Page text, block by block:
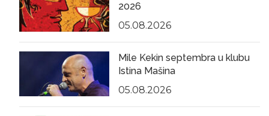
2026
05.08.2026
Mile Kekin septembra u klubu
Istina Mašina
05.08.2026